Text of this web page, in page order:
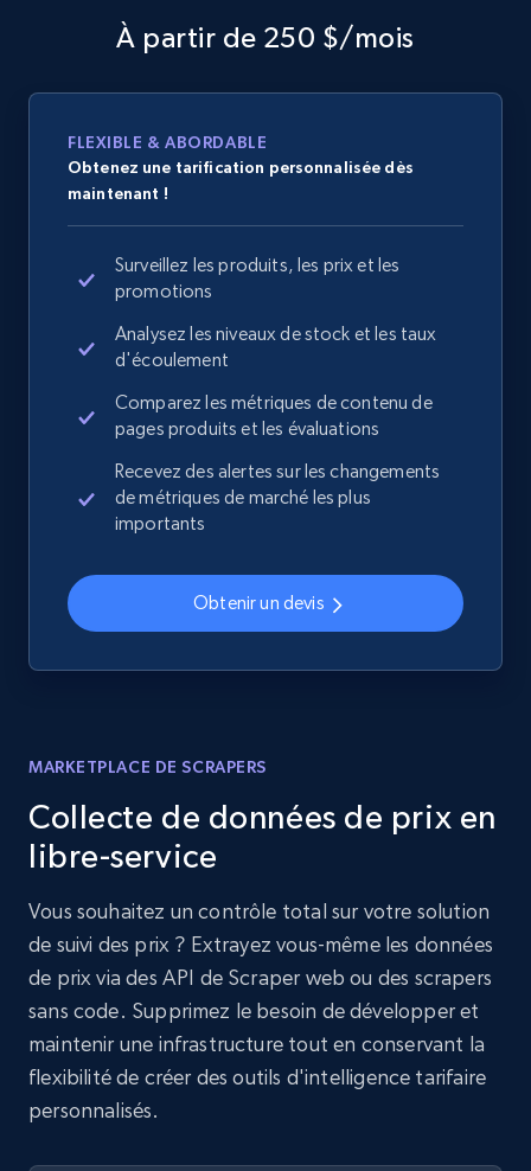
À partir de 250 $/mois
FLEXIBLE & ABORDABLE
Obtenez une tarification personnalisée dès
maintenant !
Surveillez les produits, les prix et les
promotions
Analysez les niveaux de stock et les taux
d'écoulement
Comparez les métriques de contenu de
pages produits et les évaluations
Recevez des alertes sur les changements
de métriques de marché les plus
importants
Obtenir un devis
MARKETPLACE DE SCRAPERS
Collecte de données de prix en
libre-service
Vous souhaitez un contrôle total sur votre solution
de suivi des prix ? Extrayez vous-même les données
de prix via des API de Scraper web ou des scrapers
sans code. Supprimez le besoin de développer et
maintenir une infrastructure tout en conservant la
flexibilité de créer des outils d'intelligence tarifaire
personnalisés.